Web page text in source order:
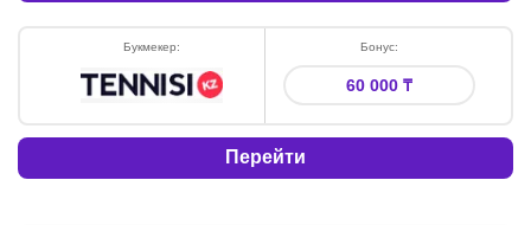
Букмекер: Бонус:
60 000 ₸
Перейти